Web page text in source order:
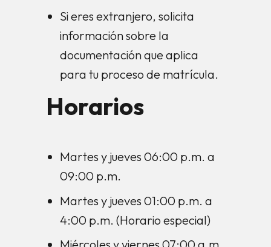
Si eres extranjero, solicita
información sobre la
documentación que aplica
para tu proceso de matrícula.
Horarios
Martes y jueves 06:00 p.m. a
09:00 p.m.
Martes y jueves 01:00 p.m. a
4:00 p.m. (Horario especial)